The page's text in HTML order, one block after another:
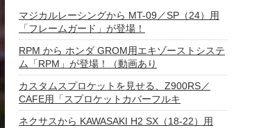
マジカルレーシングから MT-09／SP（24）用
「フレームガード」が登場！
RPM から ホンダ GROM用エキゾーストシステ
ム「RPM」が登場！（動画あり
カスタムスプロケットを見せる、Z900RS／
CAFE用「スプロケットカバーフルキ
ネクサスから KAWASAKI H2 SX（18-22）用